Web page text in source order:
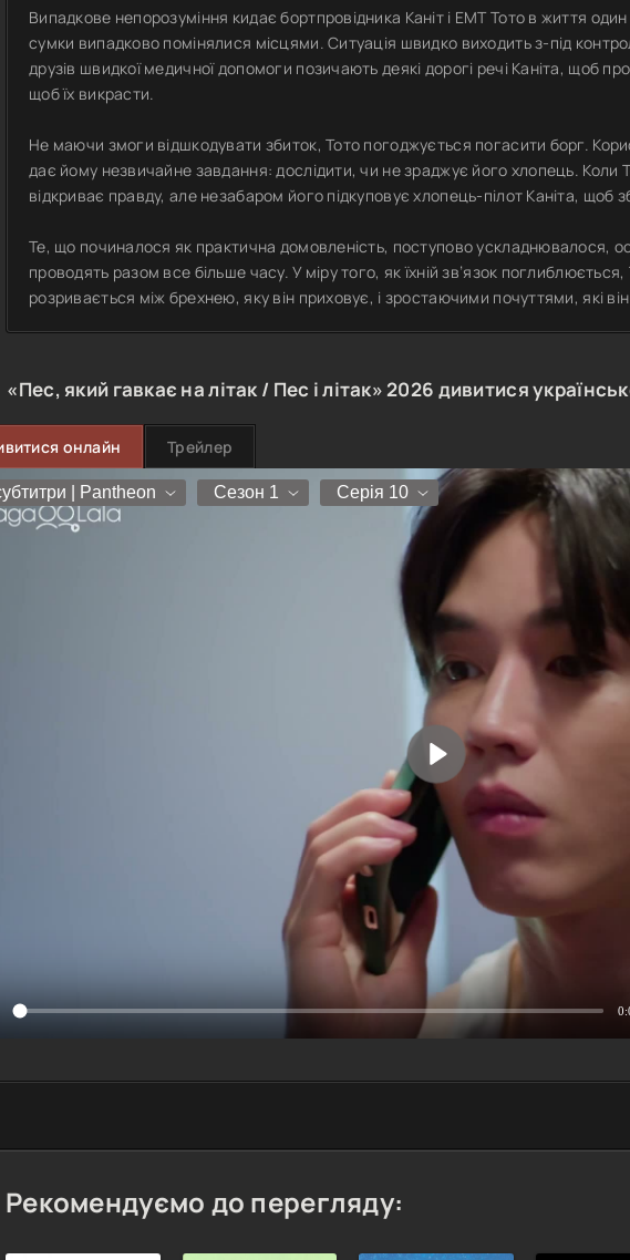
Випадкове непорозуміння кидає бортпровідника Каніт і ЕМТ Тото в життя один
сумки випадково помінялися місцями. Ситуація швидко виходить з-під
друзів швидкої медичної допомоги позичають деякі дорогі речі Каніта, щоб
щоб їх викрасти.
Не маючи змоги відшкодувати збиток, Тото погоджується погасити борг.
дає йому незвичайне завдання: дослідити, чи не зраджує його хлопець. Коли
відкриває правду, але незабаром його підкуповує хлопець-пілот Каніта, щоб
Те, що починалося як практична домовленість, поступово ускладнювалося,
проводять разом все більше часу. У міру того, як їхній зв’язок
розривається між брехнею, яку він приховує, і зростаючими почуттями, які
«Пес, який гавкає на літак / Пес і літак»2026 дивитися
онлайн Трейлер
Рекомендуємо до перегляду: